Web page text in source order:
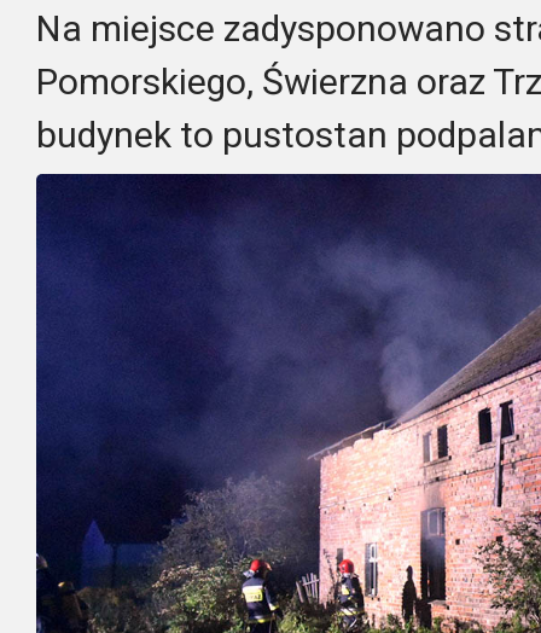
Na miejsce zadysponowano
Pomorskiego, Świerzna oraz
budynek to pustostan